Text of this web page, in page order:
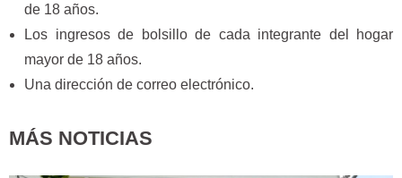
de 18 años.
Los ingresos de bolsillo de cada integrante del hogar
mayor de 18 años.
Una dirección de correo electrónico.
MÁS NOTICIAS